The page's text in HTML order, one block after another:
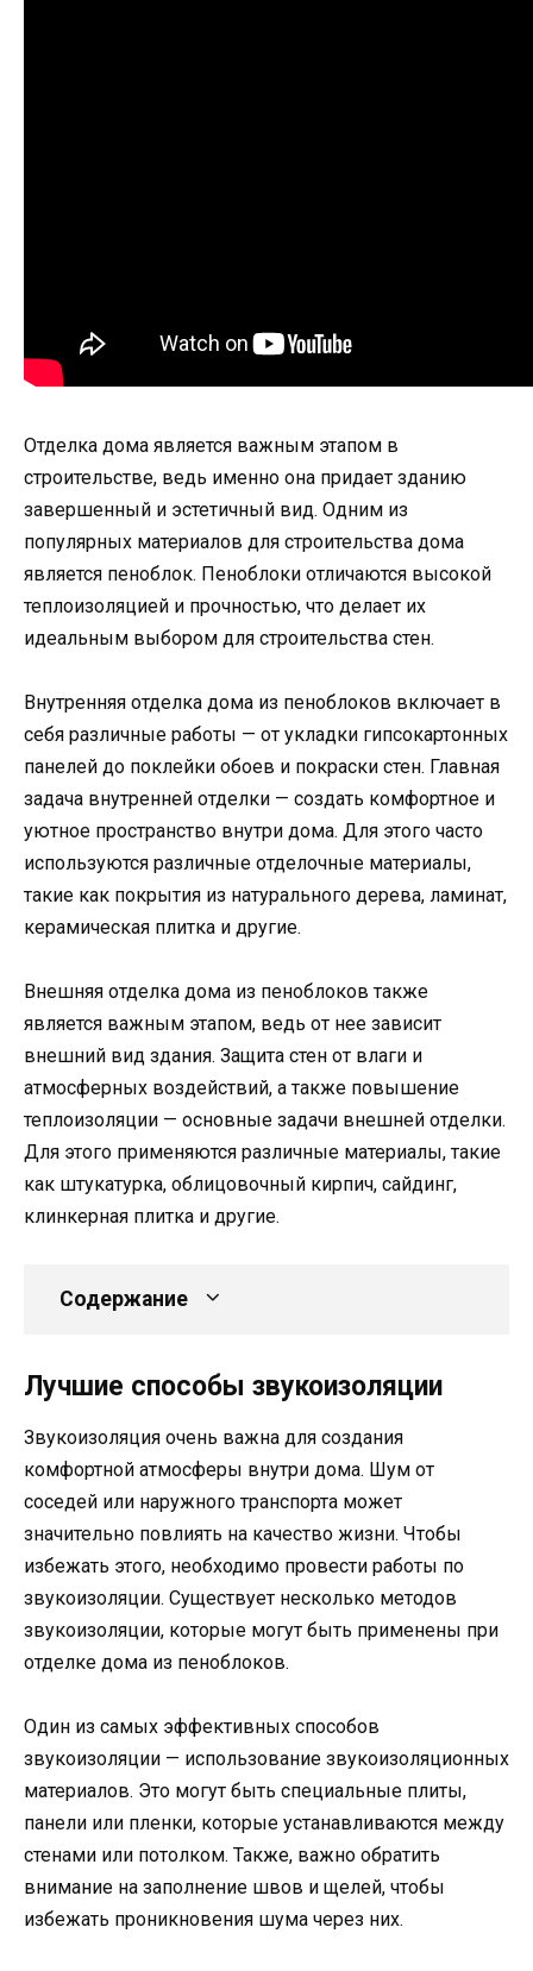
Отделка дома является важным этапом в
строительстве, ведь именно она придает зданию
завершенный и эстетичный вид. Одним из
популярных материалов для строительства дома
является пеноблок. Пеноблоки отличаются высокой
теплоизоляцией и прочностью, что делает их
идеальным выбором для строительства стен.
Внутренняя отделка дома из пеноблоков включает в
себя различные работы — от укладки гипсокартонных
панелей до поклейки обоев и покраски стен. Главная
задача внутренней отделки — создать комфортное и
уютное пространство внутри дома. Для этого часто
используются различные отделочные материалы,
такие как покрытия из натурального дерева, ламинат,
керамическая плитка и другие.
Внешняя отделка дома из пеноблоков также
является важным этапом, ведь от нее зависит
внешний вид здания. Защита стен от влаги и
атмосферных воздействий, а также повышение
теплоизоляции — основные задачи внешней отделки.
Для этого применяются различные материалы, такие
как штукатурка, облицовочный кирпич, сайдинг,
клинкерная плитка и другие.
Содержание
Лучшие способы звукоизоляции
Звукоизоляция очень важна для создания
комфортной атмосферы внутри дома. Шум от
соседей или наружного транспорта может
значительно повлиять на качество жизни. Чтобы
избежать этого, необходимо провести работы по
звукоизоляции. Существует несколько методов
звукоизоляции, которые могут быть применены при
отделке дома из пеноблоков.
Один из самых эффективных способов
звукоизоляции — использование звукоизоляционных
материалов. Это могут быть специальные плиты,
панели или пленки, которые устанавливаются между
стенами или потолком. Также, важно обратить
внимание на заполнение швов и щелей, чтобы
избежать проникновения шума через них.